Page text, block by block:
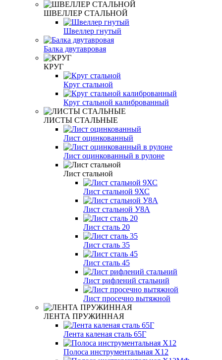
ШВЕЛЛЕР СТАЛЬНОЙ
Швеллер гнутый
Балка двутавровая
КРУГ
Круг стальной
Круг стальной калиброванный
ЛИСТЫ СТАЛЬНЫЕ
Лист оцинкованный
Лист оцинкованный в рулоне
Лист стальной
Лист стальной 9ХС
Лист стальной У8А
Лист сталь 20
Лист сталь 35
Лист сталь 45
Лист рифлений стальний
Лист просечно вытяжной
ЛЕНТА ПРУЖИННАЯ
Лента каленая сталь 65Г
Полоса инструментальная Х12